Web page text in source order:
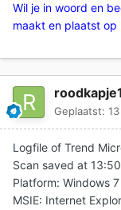
Wil je in woord en
maakt en plaatst
Geplaatst:
Logfile of Trend
Scan saved at
Platform: Windows
MSIE: Internet